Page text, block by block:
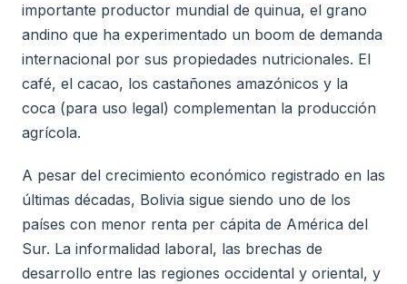
importante productor mundial de quinua, el grano
andino que ha experimentado un boom de demanda
internacional por sus propiedades nutricionales. El
café, el cacao, los castañones amazónicos y la
coca (para uso legal) complementan la producción
agrícola.
A pesar del crecimiento económico registrado en las
últimas décadas, Bolivia sigue siendo uno de los
países con menor renta per cápita de América del
Sur. La informalidad laboral, las brechas de
desarrollo entre las regiones occidental y oriental, y